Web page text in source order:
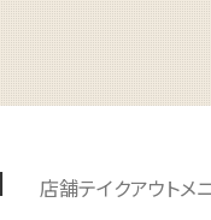
店舗テイクアウトメ